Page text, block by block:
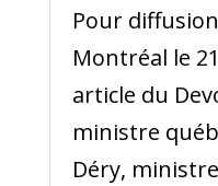
Pour
Montréal le
article du
ministre
Déry,